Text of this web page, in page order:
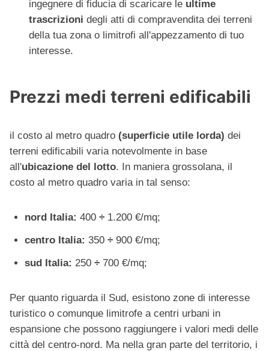
ingegnere di fiducia di scaricare le ultime
trascrizioni degli atti di compravendita dei terreni
della tua zona o limitrofi all'appezzamento di tuo
interesse.
Prezzi medi terreni edificabili
il costo al metro quadro (superficie utile lorda) dei
terreni edificabili varia notevolmente in base
all'ubicazione del lotto. In maniera grossolana, il
costo al metro quadro varia in tal senso:
nord Italia: 400 ÷ 1.200 €/mq;
centro Italia: 350 ÷ 900 €/mq;
sud Italia: 250 ÷ 700 €/mq;
Per quanto riguarda il Sud, esistono zone di interesse
turistico o comunque limitrofe a centri urbani in
espansione che possono raggiungere i valori medi delle
città del centro-nord. Ma nella gran parte del territorio, i